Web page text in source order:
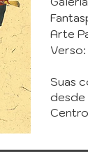
Arte
Suas
desde